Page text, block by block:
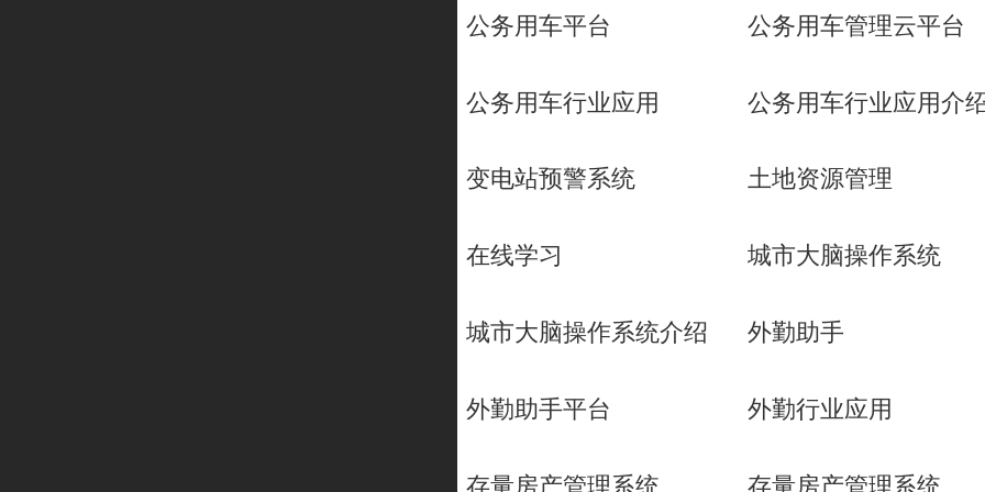
公务用车平台 公务用车管理云平台
公务用车行业应用 公务用车行业应用介
变电站预警系统 土地资源管理
在线学习 城市大脑操作系统
城市大脑操作系统介绍 外勤助手
外勤助手平台 外勤行业应用
存量房产管理系统 存量房产管理系统